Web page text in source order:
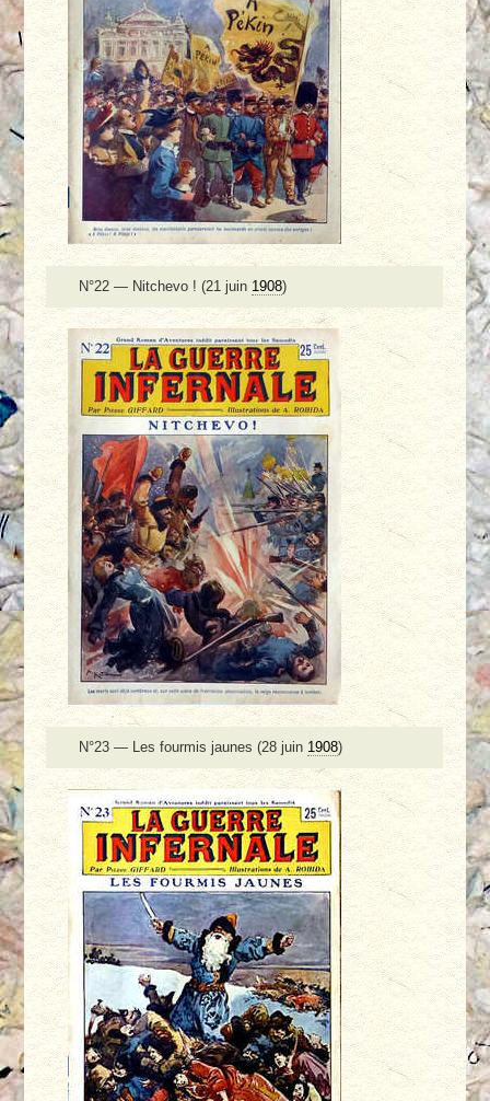
N°22 — Nitchevo ! (21 juin 1908)
N°23 — Les fourmis jaunes (28 juin 1908)